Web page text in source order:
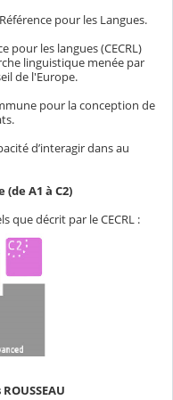
pour les Langues.
pour les langues (CECRL)
linguistique menée par
de l'Europe.
pour la conception de
d’interagir dans au
A1 à C2)
que décrit par le CECRL :